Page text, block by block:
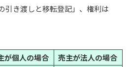
引き渡しと移転登記」、権利は
が個人の場合
売主が法人の場合